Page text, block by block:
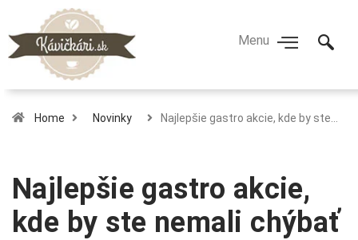
Home Novinky Najlepšie gastro akcie, kde by ste…
Najlepšie gastro akcie,
kde by ste nemali chýbať